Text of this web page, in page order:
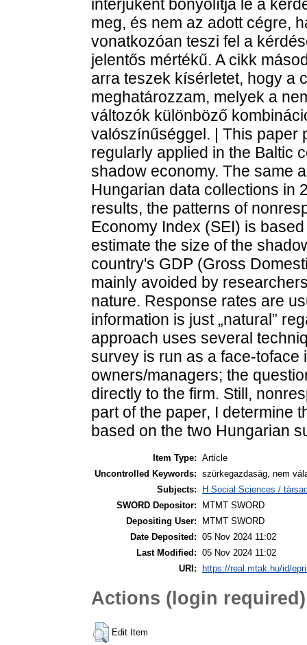
interjúként bonyolítja le a
meg, és nem az adott cégre,
vonatkozóan teszi fel a
jelentős mértékű. A cikk
arra teszek kísérletet, hogy a
meghatározzam, melyek a
változók különböző
valószínűséggel. | This paper
regularly applied in the Baltic
shadow economy. The same
Hungarian data collections in
results, the patterns of
Economy Index (SEI) is
estimate the size of the
country's GDP (Gross
mainly avoided by
nature. Response rates are
information is just „natural”
approach uses several
survey is run as a face-
owners/managers; the
directly to the firm. Still,
part of the paper, I determine
based on the two Hungarian
Item Type: Article
Uncontrolled Keywords: szürkegazdaság, nem
Subjects:
H Social Sciences /
SWORD Depositor:
MTMT SWORD
Depositing User:
MTMT SWORD
Date Deposited: 05 Nov 2024 11:02
Last Modified: 05 Nov 2024 11:02
URI:
https://real.mtak.hu/id/
Actions (login required)
Edit Item